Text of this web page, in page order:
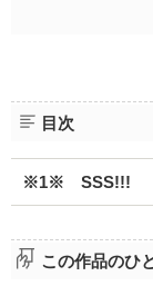
目次
※1※ SSS!!!
この作品のひ